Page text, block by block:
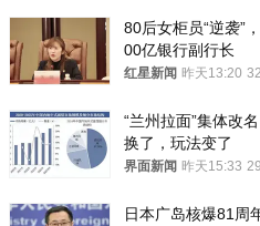
80后女柜员“逆袭”
00亿银行副行长
红星新闻 昨天13:20
“兰州拉面”集体改
换了，玩法变了
界面新闻 昨天15:33
日本广岛核爆81周